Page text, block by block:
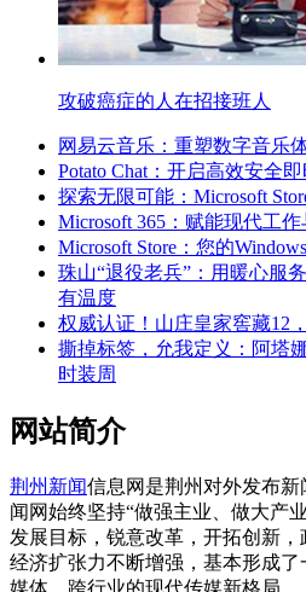
攻破癌症的人在招接班人
网易云音乐：重塑数字音乐
Potato Chat：开启高效安全
探索无限可能：Microsoft
Microsoft 365：赋能现代工
Microsoft Store：您的
珠山“退役老兵”：用暖心服
有温度
权威认证！山庄皇家窖藏12
撕掉标签，允我定义：阿塔
时装周
网站简介
荆州新闻信息网是荆州对外发布
闻网始终坚持“做强主业、做大产
发展目标，锐意改革，开拓创新，
经济扩张力不断增强，基本形成
媒体、跨行业的现代传媒新格局。